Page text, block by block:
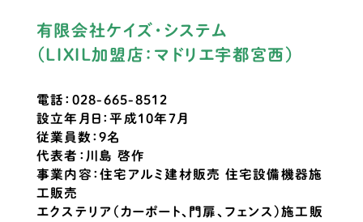
有限会社ケイズ・システム
（LIXIL加盟店：マドリエ宇都宮西）
電話：028-665-8512
設立年月日：平成10年7月
従業員数：9名
代表者：川島 啓作
事業内容：住宅アルミ建材販売 住宅設備機器施
工販売
エクステリア（カーポート、門扉、フェンス）施工販